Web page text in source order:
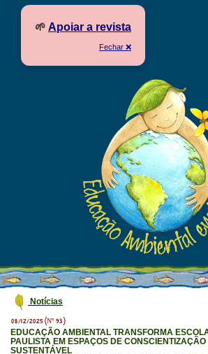
🌱 Apoiar a revista
Fechar ❌
Notícias
08/12/2025 (Nº 93)
EDUCAÇÃO AMBIENTAL TRANSFORMA
PAULISTA EM ESPAÇOS DE
SUSTENTÁVEL